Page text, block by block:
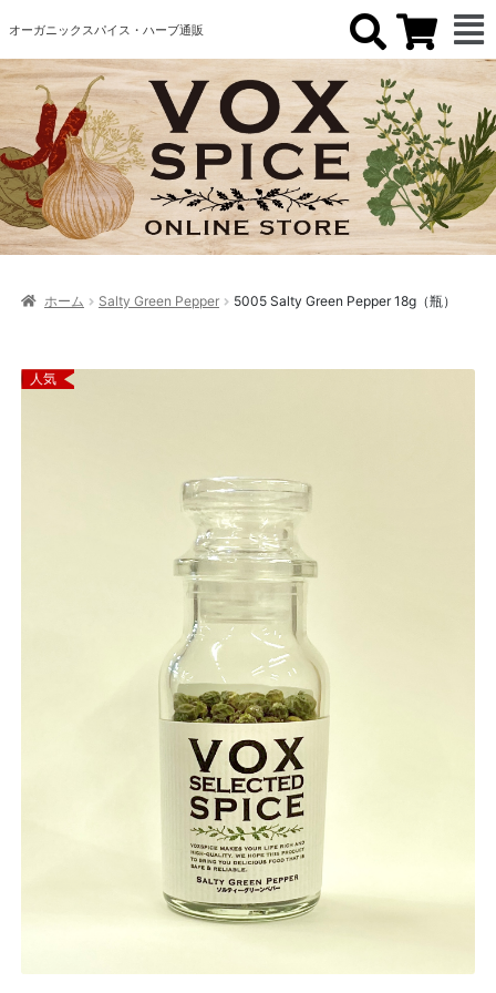
オーガニックスパイス・ハーブ通販
ホーム Salty Green Pepper 5005 Salty Green Pepper 18g（瓶）
人気